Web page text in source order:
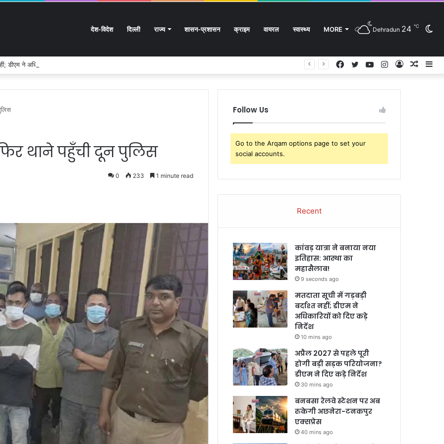
देश-विदेश दिल्ली राज्य शासन-प्रशासन क्राइम वायरल स्वास्थ्य MORE Dehradun 24 ℃
डीएम ने अधिकारियों को दिए कड़े निर्देश
Log
Instagram
YouTube
Twitter
Facebook
थाने पहुँची दून पुलिस
0 233 1 minute read
Follow Us
Go to the Arqam options page to set your
social accounts.
Recent
कांवड़ यात्रा ने बनाया नया
इतिहास: आस्था का
महासैलाब!
9 seconds ago
मतदाता सूची में गड़बड़ी
बर्दाश्त नहीं; डीएम ने
अधिकारियों को दिए कड़े
निर्देश
10 mins ago
अप्रैल 2027 से पहले पूरी
होगी बड़ी सड़क परियोजना?
डीएम ने दिए कड़े निर्देश
30 mins ago
बनबसा रेलवे स्टेशन पर अब
रुकेगी अछनेरा-टनकपुर
एक्सप्रेस
40 mins ago